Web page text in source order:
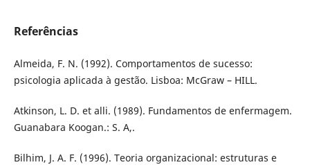
Referências
Almeida, F. N. (1992). Comportamentos de sucesso:
psicologia aplicada à gestão. Lisboa: McGraw – HILL.
Atkinson, L. D. et alli. (1989). Fundamentos de enfermagem.
Guanabara Koogan.: S. A,.
Bilhim, J. A. F. (1996). Teoria organizacional: estruturas e